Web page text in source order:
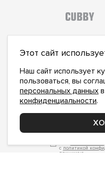
с политикой
принимаю
Этот сайт
Наш сайт использует
пользоваться, вы
персональных данных
конфиденциальности.